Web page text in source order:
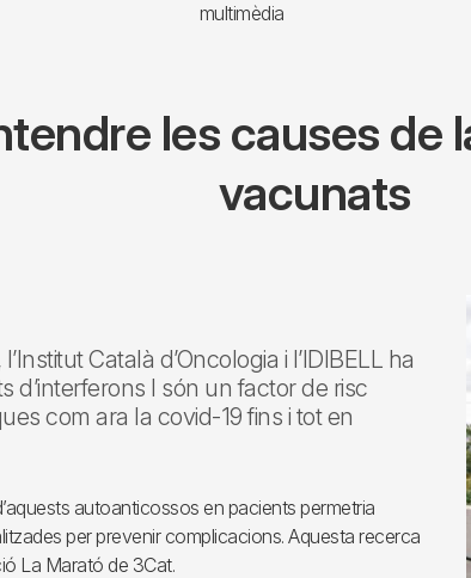
multimèdia
les causes de
vacunats
Català d’Oncologia i l’IDIBELL ha
I són un factor de risc
com ara la covid-19 fins i tot en
autoanticossos en pacients permetria
per prevenir complicacions. Aquesta recerca
La Marató de 3Cat.